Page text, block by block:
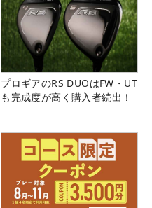
プロギアのRS DUOはFW・UT
も完成度が高く購入者続出！